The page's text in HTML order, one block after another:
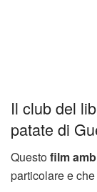
Il club del
patate di
Questofilm
particolare e